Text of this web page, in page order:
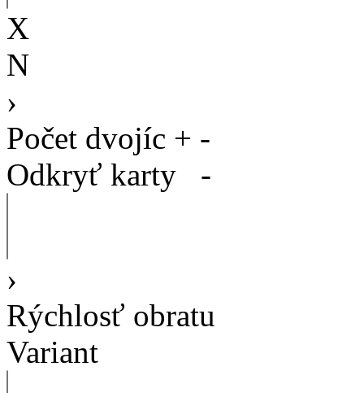
X
N
›
Počet dvojíc + -
Odkryť karty
-
›
Rýchlosť obratu
Variant